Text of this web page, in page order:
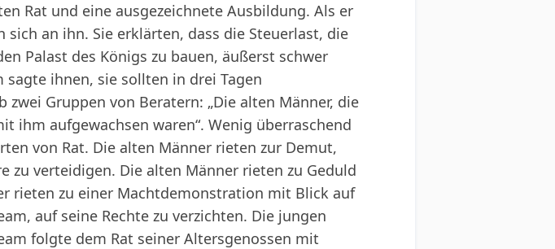
Rat und eine ausgezeichnete Ausbildung. Als er
an ihn. Sie erklärten, dass die Steuerlast, die
Palast des Königs zu bauen, äußerst schwer
sagte ihnen, sie sollten in drei Tagen
Gruppen von Beratern: „Die alten Männer, die
ihm aufgewachsen waren“. Wenig überraschend
von Rat. Die alten Männer rieten zur Demut,
zu verteidigen. Die alten Männer rieten zu Geduld
rieten zu einer Machtdemonstration mit Blick auf
auf seine Rechte zu verzichten. Die jungen
folgte dem Rat seiner Altersgenossen mit